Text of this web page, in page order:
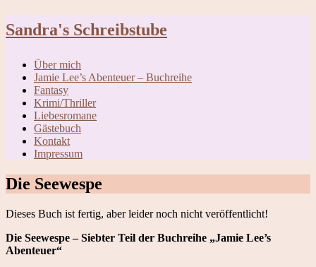
to
Sandra's Schreibstube
Über mich
Jamie Lee’s Abenteuer – Buchreihe
Fantasy
Krimi/Thriller
Liebesromane
Gästebuch
Kontakt
Impressum
Die Seewespe
Dieses Buch ist fertig, aber leider noch nicht veröffentlicht!
Die Seewespe – Siebter Teil der Buchreihe „Jamie Lee’s
Abenteuer“